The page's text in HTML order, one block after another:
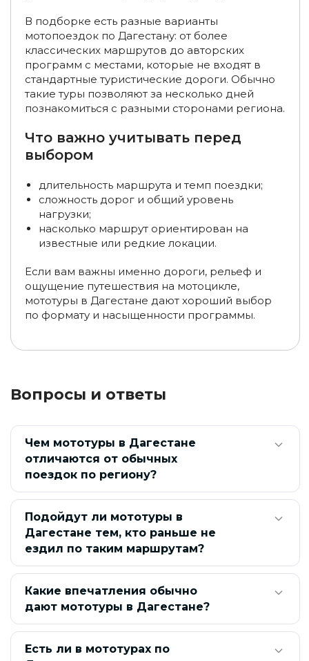
Туры на Байкал из Ижевска Туры из Иркутска
Туры в Мурманске на квадроциклах
Туры на снегоходах в Мурманской области, на Кольском
полуострове
Туры на снегоходах в Хибинах
Туры на снегоходах в Териберку
Туры на Ольхон из Иркутска
Туры на квадроциклах, эндуро-туры в Краснодарском
крае
Туры в Краснодарский край в июне
Туры в Краснодарский край из Санкт-Петербурга
Туры по России из Калининграда
Туры по России из Архангельска
Туры по России из Хабаровска
Туры по России из Владивостока
Туры по России из Новокузнецка
Туры на багги по России Туры на багги на Байкал
Туры на багги в Дагестан Туры на багги на Алтай
Туры в Краснодар из Самары Туры на багги на Байкал
Туры на Алтай на 5-7 дней Туры по России на 1-5 дней
В подборке есть разные варианты
мотопоездок по Дагестану: от более
классических маршрутов до авторских
программ с местами, которые не входят в
стандартные туристические дороги. Обычно
такие туры позволяют за несколько дней
познакомиться с разными сторонами региона.
Что важно учитывать перед
выбором
длительность маршрута и темп поездки;
сложность дорог и общий уровень
нагрузки;
насколько маршрут ориентирован на
известные или редкие локации.
Если вам важны именно дороги, рельеф и
ощущение путешествия на мотоцикле,
мототуры в Дагестане дают хороший выбор
по формату и насыщенности программы.
Вопросы и ответы
Чем мототуры в Дагестане
отличаются от обычных
поездок по региону?
Подойдут ли мототуры в
Дагестане тем, кто раньше не
ездил по таким маршрутам?
Какие впечатления обычно
дают мототуры в Дагестане?
Есть ли в мототурах по